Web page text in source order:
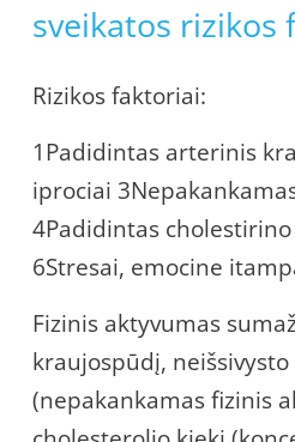
sveikatos rizikos
Rizikos faktoriai:
1Padidintas arterinis
iprociai
4Padidintas
6Stresai, emocine
Fizinis aktyvumas
kraujospūdį,
(nepakankamas fizinis